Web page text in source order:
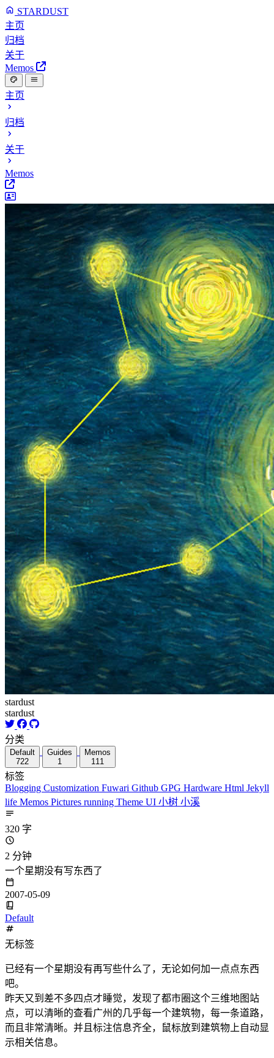
STARDUST
主页
归档
关于
Memos
主页
归档
关于
Memos
stardust
stardust
分类
Default
722
Guides
1
Memos
111
标签
Blogging Customization Fuwari Github GPG Hardware Html Jekyll
life Memos Pictures running Theme UI 小树 小溪
320 字
2 分钟
一个星期没有写东西了
2007-05-09
Default
无标签
已经有一个星期没有再写些什么了，无论如何加一点点东西
吧。
昨天又到差不多四点才睡觉，发现了都市圈这个三维地图站
点，可以清晰的查看广州的几乎每一个建筑物，每一条道路，
而且非常清晰。并且标注信息齐全，鼠标放到建筑物上自动显
示相关信息。